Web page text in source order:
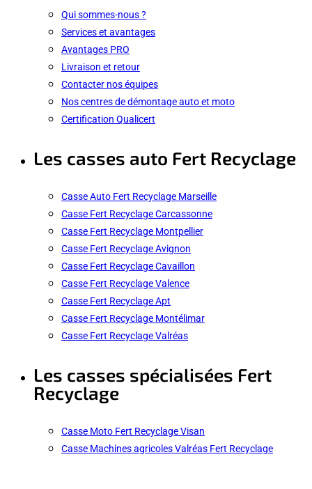
Qui sommes-nous ?
Services et avantages
Avantages PRO
Livraison et retour
Contacter nos équipes
Nos centres de démontage auto et moto
Certification Qualicert
Les casses auto Fert Recyclage
Casse Auto Fert Recyclage Marseille
Casse Fert Recyclage Carcassonne
Casse Fert Recyclage Montpellier
Casse Fert Recyclage Avignon
Casse Fert Recyclage Cavaillon
Casse Fert Recyclage Valence
Casse Fert Recyclage Apt
Casse Fert Recyclage Montélimar
Casse Fert Recyclage Valréas
Les casses spécialisées Fert
Recyclage
Casse Moto Fert Recyclage Visan
Casse Machines agricoles Valréas Fert Recyclage